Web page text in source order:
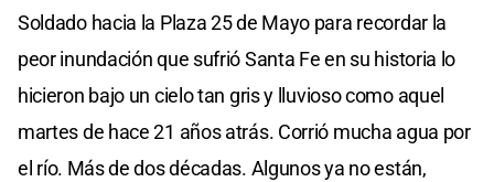
Soldado hacia la Plaza 25 de Mayo para recordar la
peor inundación que sufrió Santa Fe en su historia lo
hicieron bajo un cielo tan gris y lluvioso como aquel
martes de hace 21 años atrás. Corrió mucha agua por
el río. Más de dos décadas. Algunos ya no están,